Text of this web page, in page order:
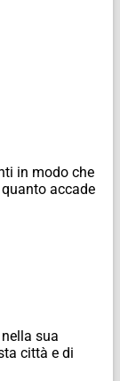
in modo che
accade
sua
città e di